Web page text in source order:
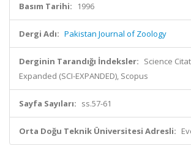
Basım Tarihi: 1996
Dergi Adı: Pakistan Journal of Zoology
Derginin Tarandığı İndeksler: Science
Expanded (SCI-EXPANDED), Scopus
Sayfa Sayıları: ss.57-61
Orta Doğu Teknik Üniversitesi Adresli: